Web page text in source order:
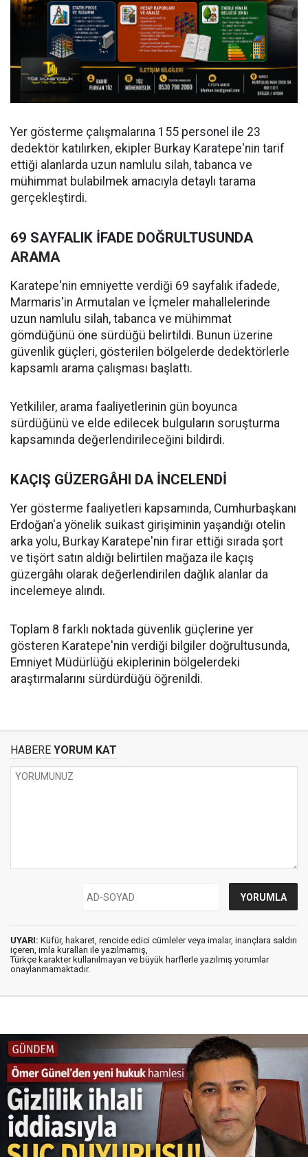
Yer gösterme çalışmalarına 155 personel ile 23
dedektör katılırken, ekipler Burkay Karatepe'nin tarif
ettiği alanlarda uzun namlulu silah, tabanca ve
mühimmat bulabilmek amacıyla detaylı tarama
gerçekleştirdi.
69 SAYFALIK İFADE DOĞRULTUSUNDA
ARAMA
Karatepe'nin emniyette verdiği 69 sayfalık ifadede,
Marmaris'in Armutalan ve İçmeler mahallelerinde
uzun namlulu silah, tabanca ve mühimmat
gömdüğünü öne sürdüğü belirtildi. Bunun üzerine
güvenlik güçleri, gösterilen bölgelerde dedektörlerle
kapsamlı arama çalışması başlattı.
Yetkililer, arama faaliyetlerinin gün boyunca
sürdüğünü ve elde edilecek bulguların soruşturma
kapsamında değerlendirileceğini bildirdi.
KAÇIŞ GÜZERGÂHI DA İNCELENDİ
Yer gösterme faaliyetleri kapsamında, Cumhurbaşkanı
Erdoğan'a yönelik suikast girişiminin yaşandığı otelin
arka yolu, Burkay Karatepe'nin firar ettiği sırada şort
ve tişört satın aldığı belirtilen mağaza ile kaçış
güzergâhı olarak değerlendirilen dağlık alanlar da
incelemeye alındı.
Toplam 8 farklı noktada güvenlik güçlerine yer
gösteren Karatepe'nin verdiği bilgiler doğrultusunda,
Emniyet Müdürlüğü ekiplerinin bölgelerdeki
araştırmalarını sürdürdüğü öğrenildi.
HABERE YORUM KAT
UYARI: Küfür, hakaret, rencide edici cümleler veya imalar, inançlara saldırı
içeren, imla kuralları ile yazılmamış,
Türkçe karakter kullanılmayan ve büyük harflerle yazılmış yorumlar
onaylanmamaktadır.